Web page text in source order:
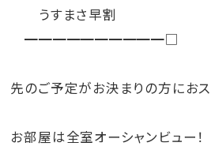
うすまさ早割
━━━━━━━━━━□
先のご予定がお決まりの方におス
お部屋は全室オーシャンビュー！